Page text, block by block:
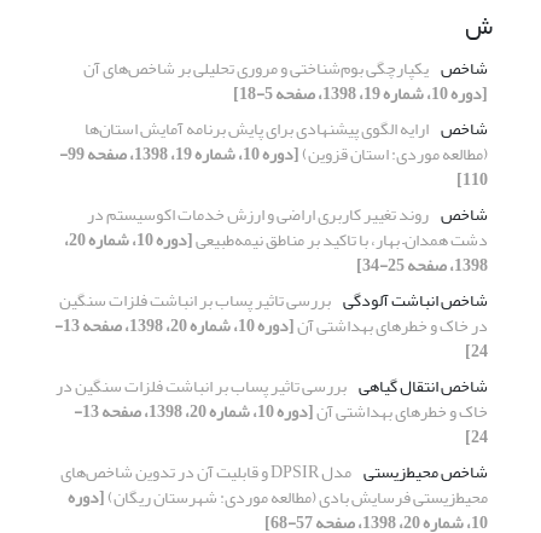
ش
شاخص یکپارچگی بوم‌‌شناختی و مروری تحلیلی بر شاخص‌‌های آن
[دوره 10، شماره 19، 1398، صفحه 5-18]
شاخص ارایه الگوی پیشنهادی برای پایش برنامه آمایش استان‌ها
(مطالعه موردی: استان قزوین) [دوره 10، شماره 19، 1398، صفحه 99-
110]
شاخص روند تغییر کاربری اراضی و ارزش خدمات اکوسیستم در
دشت همدان– بهار، با تاکید بر مناطق نیمه‌طبیعی [دوره 10، شماره 20،
1398، صفحه 25-34]
شاخص انباشت آلودگی بررسی تاثیر پساب بر انباشت فلزات سنگین
در خاک و خطرهای بهداشتی آن [دوره 10، شماره 20، 1398، صفحه 13-
24]
شاخص انتقال گیاهی بررسی تاثیر پساب بر انباشت فلزات سنگین در
خاک و خطرهای بهداشتی آن [دوره 10، شماره 20، 1398، صفحه 13-
24]
شاخص محیط‌زیستی
مدل DPSIR و قابلیت آن در تدوین شاخص‌های
محیط‌زیستی فرسایش بادی (مطالعه موردی: شهرستان ریگان)[دوره
10، شماره 20، 1398، صفحه 57-68]